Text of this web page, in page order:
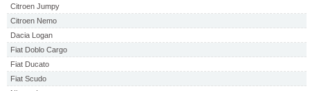
Citroen Jumpy
Citroen Nemo
Dacia Logan
Fiat Doblo Cargo
Fiat Ducato
Fiat Scudo